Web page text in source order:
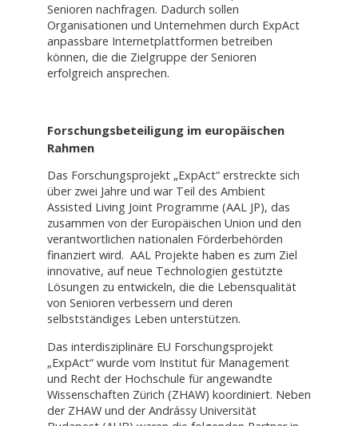
Senioren nachfragen. Dadurch sollen
Organisationen und Unternehmen durch ExpAct
anpassbare Internetplattformen betreiben
können, die die Zielgruppe der Senioren
erfolgreich ansprechen.
Forschungsbeteiligung im europäischen
Rahmen
Das Forschungsprojekt „ExpAct“ erstreckte sich
über zwei Jahre und war Teil des Ambient
Assisted Living Joint Programme (AAL JP), das
zusammen von der Europäischen Union und den
verantwortlichen nationalen Förderbehörden
finanziert wird. AAL Projekte haben es zum Ziel
innovative, auf neue Technologien gestützte
Lösungen zu entwickeln, die die Lebensqualität
von Senioren verbessern und deren
selbstständiges Leben unterstützen.
Das interdisziplinäre EU Forschungsprojekt
„ExpAct“ wurde vom Institut für Management
und Recht der Hochschule für angewandte
Wissenschaften Zürich (ZHAW) koordiniert. Neben
der ZHAW und der Andrássy Universität